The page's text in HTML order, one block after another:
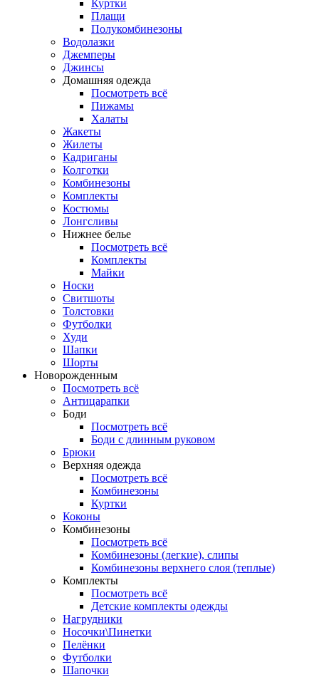
Куртки
Плащи
Полукомбинезоны
Водолазки
Джемперы
Джинсы
Домашняя одежда
Посмотреть всё
Пижамы
Халаты
Жакеты
Жилеты
Кадриганы
Колготки
Комбинезоны
Комплекты
Костюмы
Лонгсливы
Нижнее белье
Посмотреть всё
Комплекты
Майки
Носки
Свитшоты
Толстовки
Футболки
Худи
Шапки
Шорты
Новорожденным
Посмотреть всё
Антицарапки
Боди
Посмотреть всё
Боди с длинным руковом
Брюки
Верхняя одежда
Посмотреть всё
Комбинезоны
Куртки
Коконы
Комбинезоны
Посмотреть всё
Комбинезоны (легкие), слипы
Комбинезоны верхнего слоя (теплые)
Комплекты
Посмотреть всё
Детские комплекты одежды
Нагрудники
Носочки\Пинетки
Пелёнки
Футболки
Шапочки